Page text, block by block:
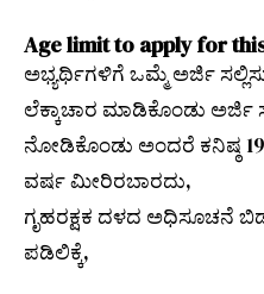
Age limit to apply for
ಅಭ್ಯರ್ಥಿಗಳಿಗೆ ಒಮ್ಮೆ ಅರ್ಜಿ
ಲೆಕ್ಕಾಚಾರ ಮಾಡಿಕೊಂಡು
ನೋಡಿಕೊಂಡು ಅಂದರೆ ಕನಿಷ್ಠ
ವರ್ಷ ಮೀರಿರಬಾರದು,
ಗೃಹರಕ್ಷಕ ದಳದ ಅಧಿಸೂಚನೆ
ಪಡಿಲಿಕ್ಕೆ,